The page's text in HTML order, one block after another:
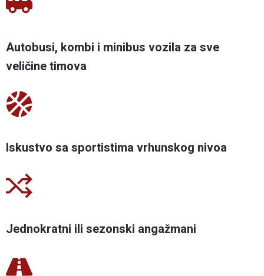
Autobusi, kombi i minibus vozila za sve
veličine timova
Iskustvo sa sportistima vrhunskog nivoa
Jednokratni ili sezonski angažmani